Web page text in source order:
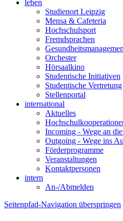
leben
Studienort Leipzig
Mensa & Cafeteria
Hochschulsport
Fremdsprachen
Orchester
Hörsaalkino
Studentische Initiativen
Studentische Vertretung
Stellenportal
international
Aktuelles
Incoming - Wege an
Outgoing - Wege ins
Förderprogramme
Veranstaltungen
Kontaktpersonen
intern
An-/Abmelden
Seitenpfad-Navigation überspringen